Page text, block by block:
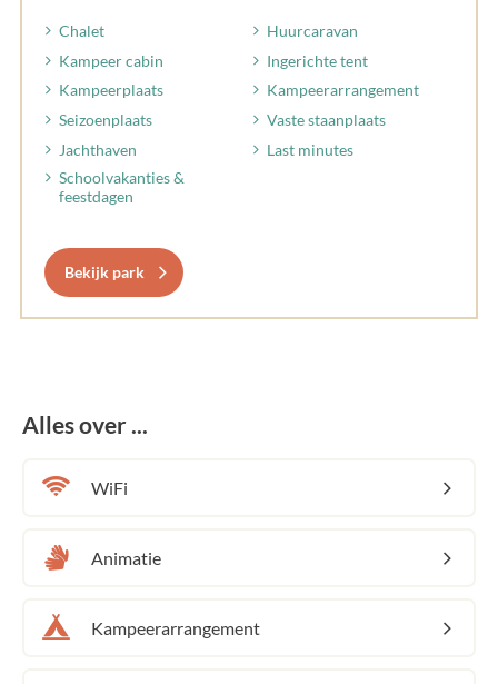
Chalet
Huurcaravan
Kampeer cabin
Ingerichte tent
Kampeerplaats
Kampeerarrangement
Seizoenplaats
Vaste staanplaats
Jachthaven
Last minutes
Schoolvakanties &
feestdagen
Bekijk park
Alles over ...
WiFi
Animatie
Kampeerarrangement